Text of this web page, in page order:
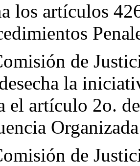
los artículos
de
la
el artículo 2o.
Organizada
de